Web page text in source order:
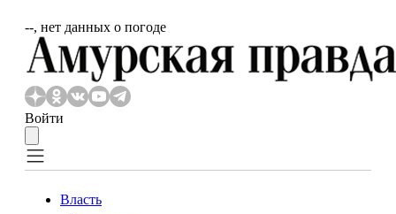
‐‐, нет данных о погоде
Войти
Власть